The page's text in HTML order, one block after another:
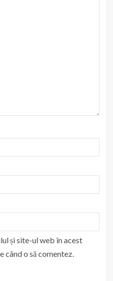
și site-ul web în acest
o să comentez.